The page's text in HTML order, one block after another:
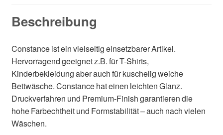
Beschreibung
Constance ist ein vielseitig einsetzbarer Artikel.
Hervorragend geeignet z.B. für T-Shirts,
Kinderbekleidung aber auch für kuschelig weiche
Bettwäsche. Constance hat einen leichten Glanz.
Druckverfahren und Premium-Finish garantieren die
hohe Farbechtheit und Formstabilität – auch nach vielen
Wäschen.